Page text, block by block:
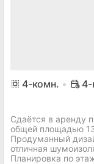
4-комн. 4-
Сдаётся в аренду
общей площадью
Продуманный
отличная
Планировка по